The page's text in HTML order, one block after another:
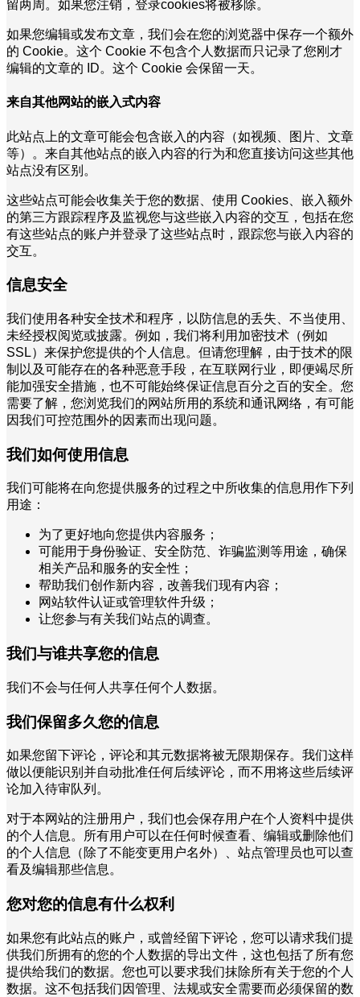
留两周。如果您注销，登录cookies将被移除。
如果您编辑或发布文章，我们会在您的浏览器中保存一个额外
的 Cookie。这个 Cookie 不包含个人数据而只记录了您刚才
编辑的文章的 ID。这个 Cookie 会保留一天。
来自其他网站的嵌入式内容
此站点上的文章可能会包含嵌入的内容（如视频、图片、文章
等）。来自其他站点的嵌入内容的行为和您直接访问这些其他
站点没有区别。
这些站点可能会收集关于您的数据、使用 Cookies、嵌入额外
的第三方跟踪程序及监视您与这些嵌入内容的交互，包括在您
有这些站点的账户并登录了这些站点时，跟踪您与嵌入内容的
交互。
信息安全
我们使用各种安全技术和程序，以防信息的丢失、不当使用、
未经授权阅览或披露。例如，我们将利用加密技术（例如
SSL）来保护您提供的个人信息。但请您理解，由于技术的限
制以及可能存在的各种恶意手段，在互联网行业，即便竭尽所
能加强安全措施，也不可能始终保证信息百分之百的安全。您
需要了解，您浏览我们的网站所用的系统和通讯网络，有可能
因我们可控范围外的因素而出现问题。
我们如何使用信息
我们可能将在向您提供服务的过程之中所收集的信息用作下列
用途：
为了更好地向您提供内容服务；
可能用于身份验证、安全防范、诈骗监测等用途，确保
相关产品和服务的安全性；
帮助我们创作新内容，改善我们现有内容；
网站软件认证或管理软件升级；
让您参与有关我们站点的调查。
我们与谁共享您的信息
我们不会与任何人共享任何个人数据。
我们保留多久您的信息
如果您留下评论，评论和其元数据将被无限期保存。我们这样
做以便能识别并自动批准任何后续评论，而不用将这些后续评
论加入待审队列。
对于本网站的注册用户，我们也会保存用户在个人资料中提供
的个人信息。所有用户可以在任何时候查看、编辑或删除他们
的个人信息（除了不能变更用户名外）、站点管理员也可以查
看及编辑那些信息。
您对您的信息有什么权利
如果您有此站点的账户，或曾经留下评论，您可以请求我们提
供我们所拥有的您的个人数据的导出文件，这也包括了所有您
提供给我们的数据。您也可以要求我们抹除所有关于您的个人
数据。这不包括我们因管理、法规或安全需要而必须保留的数